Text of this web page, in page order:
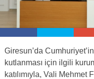
Giresun’da
kutlanması için ilgili
katılımıyla, Vali Mehmet